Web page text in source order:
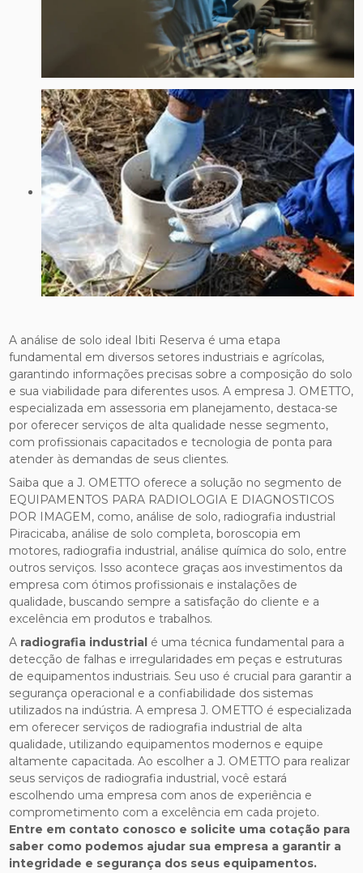
A análise de solo ideal Ibiti Reserva é uma etapa
fundamental em diversos setores industriais e agrícolas,
garantindo informações precisas sobre a composição do solo
e sua viabilidade para diferentes usos. A empresa J. OMETTO,
especializada em assessoria em planejamento, destaca-se
por oferecer serviços de alta qualidade nesse segmento,
com profissionais capacitados e tecnologia de ponta para
atender às demandas de seus clientes.
Saiba que a J. OMETTO oferece a solução no segmento de
EQUIPAMENTOS PARA RADIOLOGIA E DIAGNOSTICOS
POR IMAGEM, como, análise de solo, radiografia industrial
Piracicaba, análise de solo completa, boroscopia em
motores, radiografia industrial, análise química do solo, entre
outros serviços. Isso acontece graças aos investimentos da
empresa com ótimos profissionais e instalações de
qualidade, buscando sempre a satisfação do cliente e a
excelência em produtos e trabalhos.
A radiografia industrial é uma técnica fundamental para a
detecção de falhas e irregularidades em peças e estruturas
de equipamentos industriais. Seu uso é crucial para garantir a
segurança operacional e a confiabilidade dos sistemas
utilizados na indústria. A empresa J. OMETTO é especializada
em oferecer serviços de radiografia industrial de alta
qualidade, utilizando equipamentos modernos e equipe
altamente capacitada. Ao escolher a J. OMETTO para realizar
seus serviços de radiografia industrial, você estará
escolhendo uma empresa com anos de experiência e
comprometimento com a excelência em cada projeto.
Entre em contato conosco e solicite uma cotação para
saber como podemos ajudar sua empresa a garantir a
integridade e segurança dos seus equipamentos.